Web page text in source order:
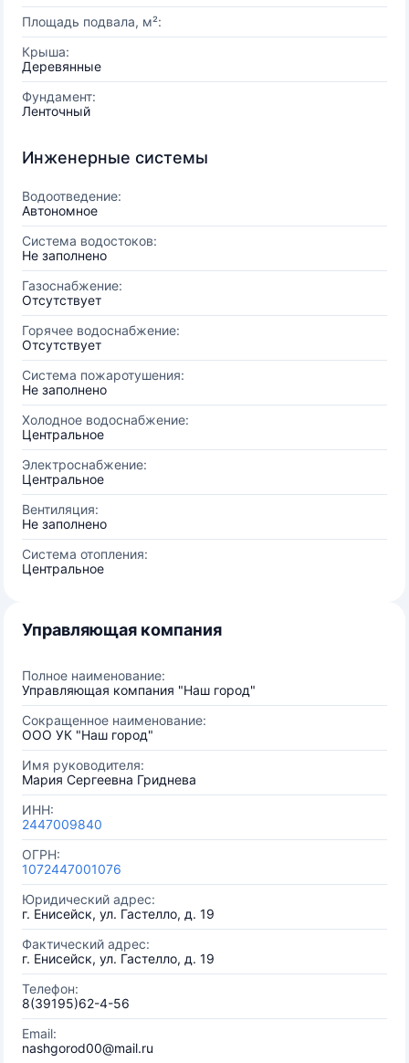
Площадь подвала, м²:
Крыша:
Деревянные
Фундамент:
Ленточный
Инженерные системы
Водоотведение:
Автономное
Система водостоков:
Не заполнено
Газоснабжение:
Отсутствует
Горячее водоснабжение:
Отсутствует
Система пожаротушения:
Не заполнено
Холодное водоснабжение:
Центральное
Электроснабжение:
Центральное
Вентиляция:
Не заполнено
Система отопления:
Центральное
Управляющая компания
Полное наименование:
Управляющая компания "Наш город"
Сокращенное наименование:
ООО УК "Наш город"
Имя руководителя:
Мария Сергеевна Гриднева
ИНН:
2447009840
ОГРН:
1072447001076
Юридический адрес:
г. Енисейск, ул. Гастелло, д. 19
Фактический адрес:
г. Енисейск, ул. Гастелло, д. 19
Телефон:
8(39195)62-4-56
Email:
nashgorod00@mail.ru